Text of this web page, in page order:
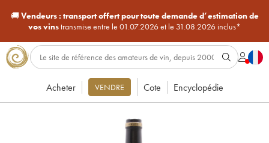
🚚Vendeurs : transport offert pour toute demande d’estimation de
vos vinstransmise entre le 01.07.2026 et le 31.08.2026 inclus*
Acheter VENDRE Cote Encyclopédie